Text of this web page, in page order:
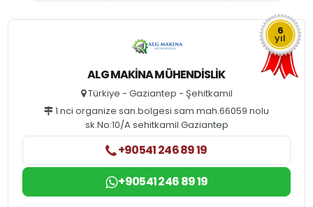
6
yıl
ALG MAKINA MÜHENDISLIK
Türkiye - Gaziantep - Şehitkamil
1.nci organize san.bolgesi sam mah.66059 nolu
sk.No:10/A sehitkamil Gaziantep
+90541 246 89 19
+90541 246 89 19